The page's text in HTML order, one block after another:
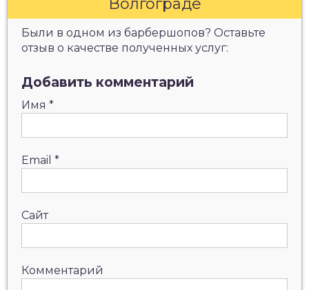
Волгограде
Были в одном из барбершопов? Оставьте
отзыв о качестве полученных услуг:
Добавить комментарий
Имя *
Email *
Сайт
Комментарий